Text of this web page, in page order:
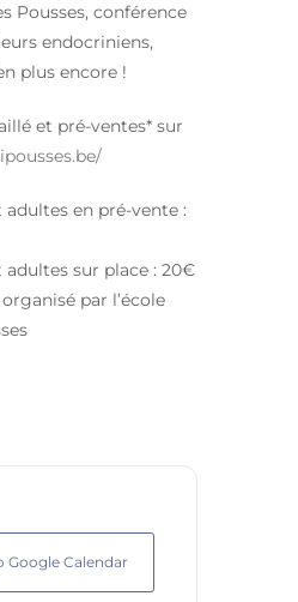
Pousses, conférence
endocriniens,
plus encore !
et pré-ventes* sur
adultes en pré-vente :
adultes sur place : 20€
par l’école
Google Calendar